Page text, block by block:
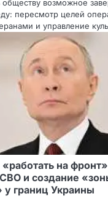
обществу возможное
пересмотр целей
и управление
«работать на
и создание
у границ Украины